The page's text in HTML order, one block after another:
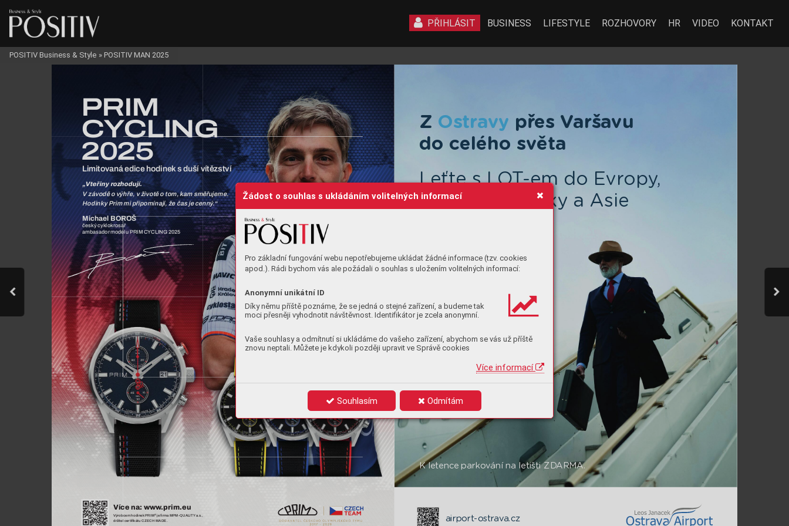
Žádost o souhlas s ukládáním volitelných informací
Pro základní fungování webu nepotřebujeme ukládat žádné informace (tzv. cookies
apod.). Rádi bychom vás ale požádali o souhlas s uložením volitelných informací:
Anonymní unikátní ID
Díky němu příště poznáme, že se jedná o stejné zařízení, a budeme tak
moci přesněji vyhodnotit návštěvnost. Identifikátor je zcela anonymní.
Vaše souhlasy a odmítnutí si ukládáme do vašeho zařízení, abychom se vás už příště
znovu neptali. Můžete je kdykoli později upravit ve Správě cookies
Více informací
Souhlasím Odmítám
Více na: www.prim.eu
Výrobcem hodinek PRIM ® je rma MPM-QUALITY a.s.,
držitel certikátu CZECH MADE.
„Vteřiny rozhodují.
V závodě o výhře, v životě o tom, kam směřujeme.
Hodinky Prim mi připomínají, že čas je cenný.“
Michael BOROŠ
český cyklokrosař
ambasador modelu PRIM CYCLING 2025
Limitovaná edice hodinek s duší vítězství
PRIM
CYCLING
2025
Z Ostravy přes Varšavu
do celého světa
airport-ostrava.cz
K letence parkování na letišti ZDARMA.
Leťte s LOT-em do Evropy,
Severní Ameriky a Asie
PŘIHLÁSIT BUSINESS LIFESTYLE ROZHOVORY HR VIDEO KONTAKT
POSITIV Business & Style » POSITIV MAN 2025